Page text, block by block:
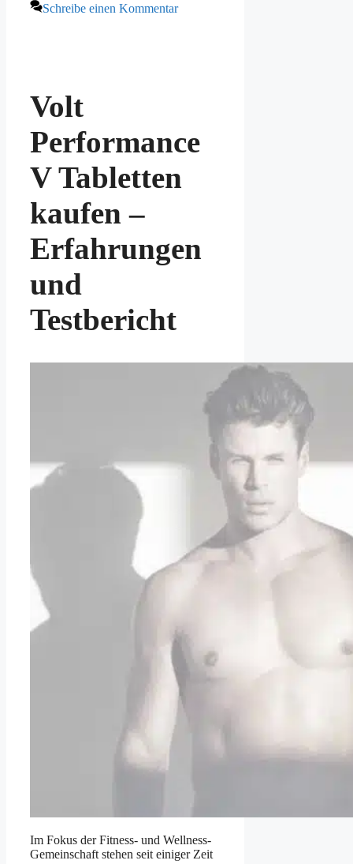
Schreibe einen Kommentar
Volt
Performance
V Tabletten
kaufen –
Erfahrungen
und
Testbericht
Im Fokus der Fitness- und Wellness-
Gemeinschaft stehen seit einiger Zeit